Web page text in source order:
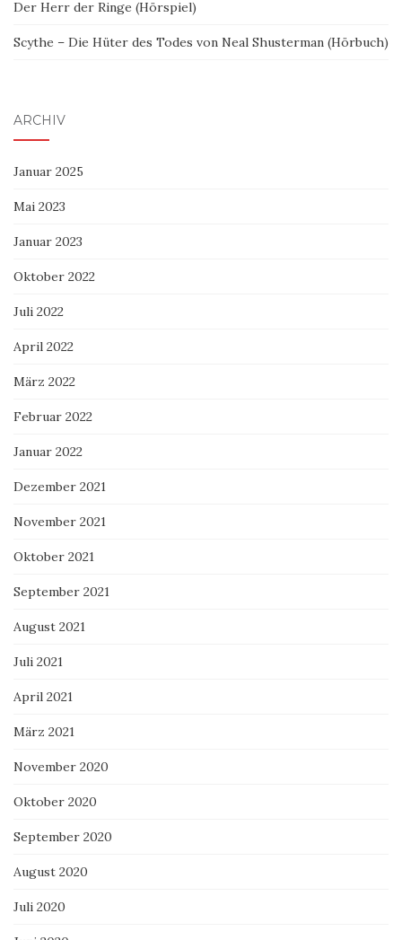
Der Herr der Ringe (Hörspiel)
Scythe – Die Hüter des Todes von Neal Shusterman (Hörbuch)
ARCHIV
Januar 2025
Mai 2023
Januar 2023
Oktober 2022
Juli 2022
April 2022
März 2022
Februar 2022
Januar 2022
Dezember 2021
November 2021
Oktober 2021
September 2021
August 2021
Juli 2021
April 2021
März 2021
November 2020
Oktober 2020
September 2020
August 2020
Juli 2020